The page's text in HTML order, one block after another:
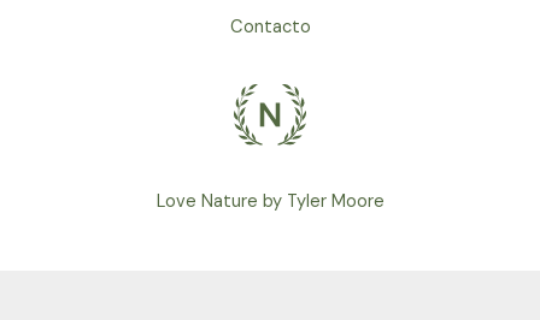
Contacto
Love Nature by Tyler Moore